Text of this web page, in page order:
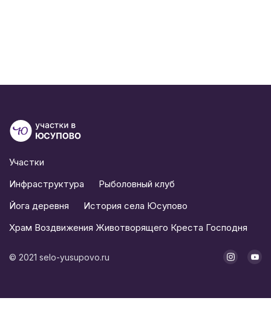
Участки
Инфраструктура
Рыболовный клуб
Йога деревня
История села Юсупово
Храм Воздвижения Животворящего Креста Господня
© 2021 selo-yusupovo.ru